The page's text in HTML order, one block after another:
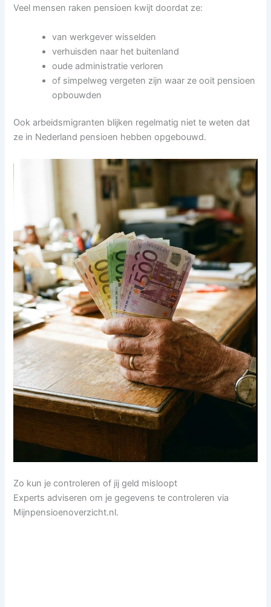
Veel mensen raken pensioen kwijt doordat ze:
van werkgever wisselden
verhuisden naar het buitenland
oude administratie verloren
of simpelweg vergeten zijn waar ze ooit pensioen
opbouwden
Ook arbeidsmigranten blijken regelmatig niet te weten dat
ze in Nederland pensioen hebben opgebouwd.
Zo kun je controleren of jij geld misloopt
Experts adviseren om je gegevens te controleren via
Mijnpensioenoverzicht.nl.